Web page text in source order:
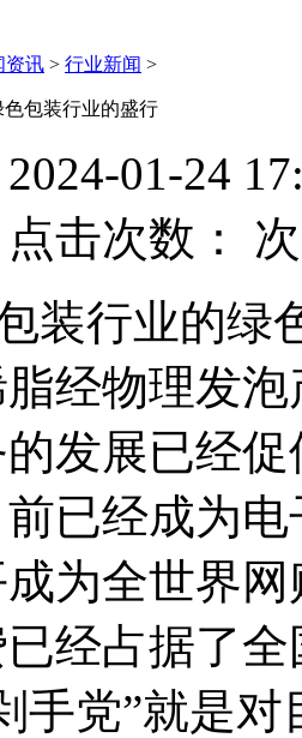
资讯 > 行业新闻 >
包装行业的盛行
2024-01-24
击次数：
次
装行业的绿
经物理发
发展已经
经成为电
为全世界
经占据了
手党”就是